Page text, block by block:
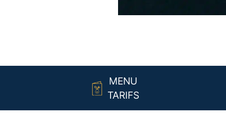
MENU
TARIFS